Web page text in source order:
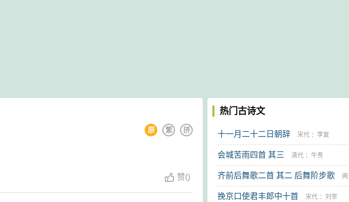
拼
繁
原
赞()
热门古诗文
十一月二十二日朝辞 宋代 ： 李复
会城苦雨四首 其三 清代 ： 牛焘
齐前后舞歌二首 其二 后舞阶步歌
佚名
挽京口使君丰郎中十首 宋代 ： 刘宰